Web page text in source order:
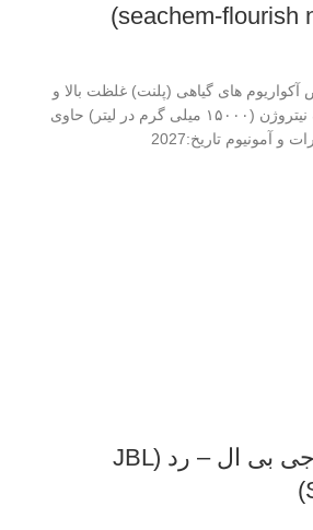
های گیاهی (پلنت) غلظت بالا و
مطمئن از منابع مختلف نیتروژن (۱۵۰۰۰ میلی گرم در لیتر) حاوی
آمونیوم تاریخ:2027
شن سانسیبار جی بی ال – رد (JBL